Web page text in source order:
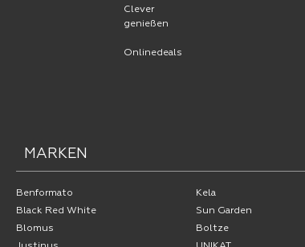
Clever
genießen
Onlinedeals
MARKEN
Benformato
Black Red White
Blomus
Kela
Sun Garden
Boltze